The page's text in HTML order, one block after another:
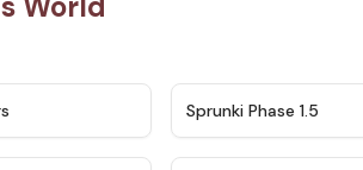
Sprunki Phase 1.5